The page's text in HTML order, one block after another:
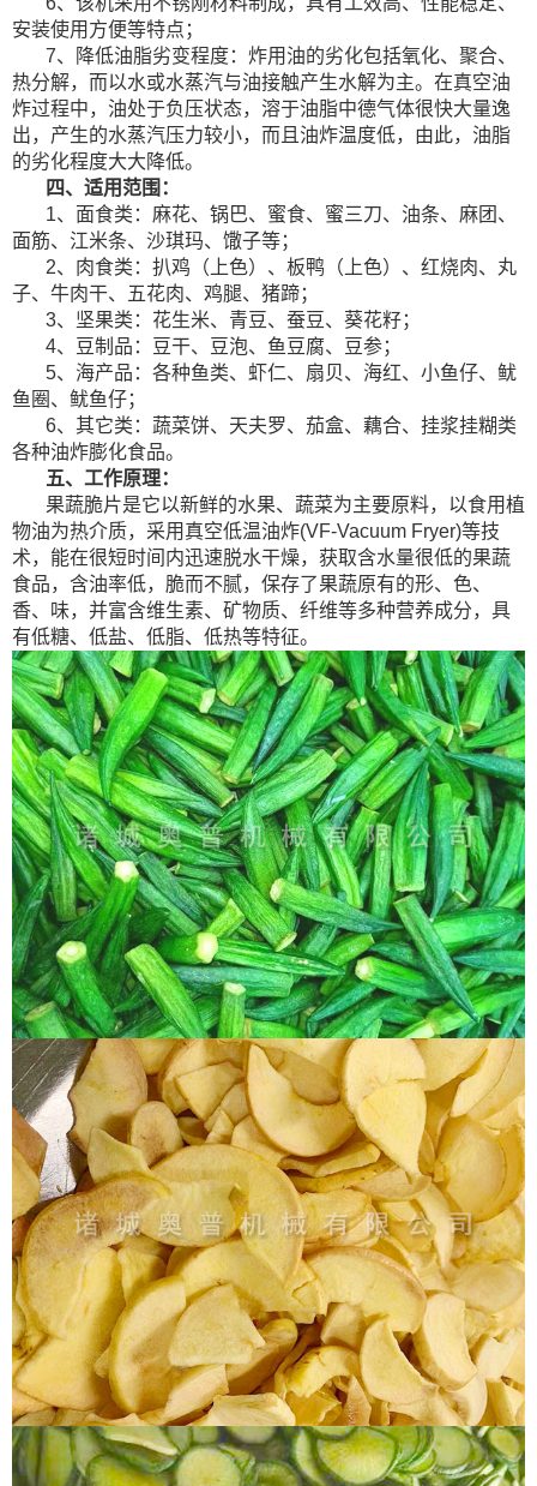
安装使用方便等特点；
7、降低油脂劣变程度：炸用油的劣化包括氧化、聚合、
热分解，而以水或水蒸汽与油接触产生水解为主。在真空油
炸过程中，油处于负压状态，溶于油脂中德气体很快大量逸
出，产生的水蒸汽压力较小，而且油炸温度低，由此，油脂
的劣化程度大大降低。
四、适用范围：
1、面食类：麻花、锅巴、蜜食、蜜三刀、油条、麻团、
面筋、江米条、沙琪玛、馓子等；
2、肉食类：扒鸡（上色）、板鸭（上色）、红烧肉、丸
子、牛肉干、五花肉、鸡腿、猪蹄；
3、坚果类：花生米、青豆、蚕豆、葵花籽；
4、豆制品：豆干、豆泡、鱼豆腐、豆参；
5、海产品：各种鱼类、虾仁、扇贝、海红、小鱼仔、鱿
鱼圈、鱿鱼仔；
6、其它类：蔬菜饼、天夫罗、茄盒、藕合、挂浆挂糊类
各种油炸膨化食品。
五、工作原理：
果蔬脆片是它以新鲜的水果、蔬菜为主要原料，以食用植
物油为热介质，采用真空低温油炸(VF-Vacuum Fryer)等技
术，能在很短时间内迅速脱水干燥，获取含水量很低的果蔬
食品，含油率低，脆而不腻，保存了果蔬原有的形、色、
香、味，并富含维生素、矿物质、纤维等多种营养成分，具
有低糖、低盐、低脂、低热等特征。